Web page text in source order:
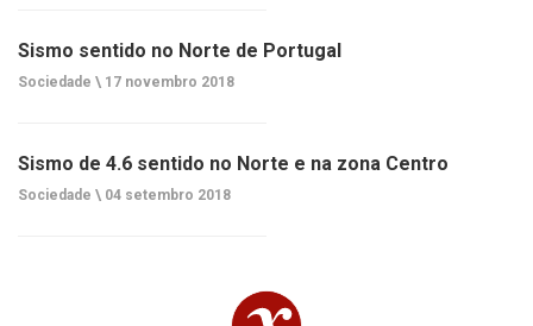
Sismo sentido no Norte de Portugal
Sociedade \ 17 novembro 2018
Sismo de 4.6 sentido no Norte e na zona Centro
Sociedade \ 04 setembro 2018